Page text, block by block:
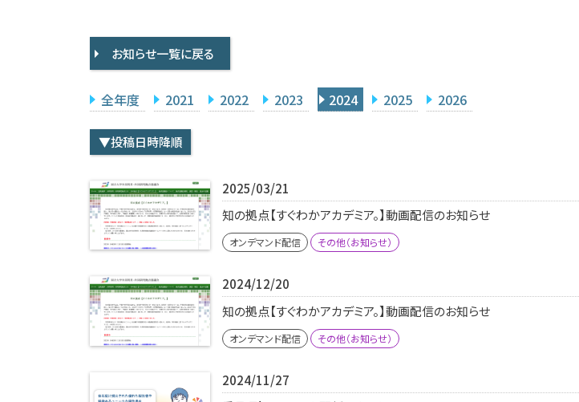
お知らせ一覧に戻る
全年度 2021 2022 2023 2024 2025 2026
▼投稿日時降順
2025/03/21
知の拠点【すぐわかアカデミア。】動画配信のお知らせ
オンデマンド配信 その他（お知らせ）
2024/12/20
知の拠点【すぐわかアカデミア。】動画配信のお知らせ
オンデマンド配信 その他（お知らせ）
2024/11/27